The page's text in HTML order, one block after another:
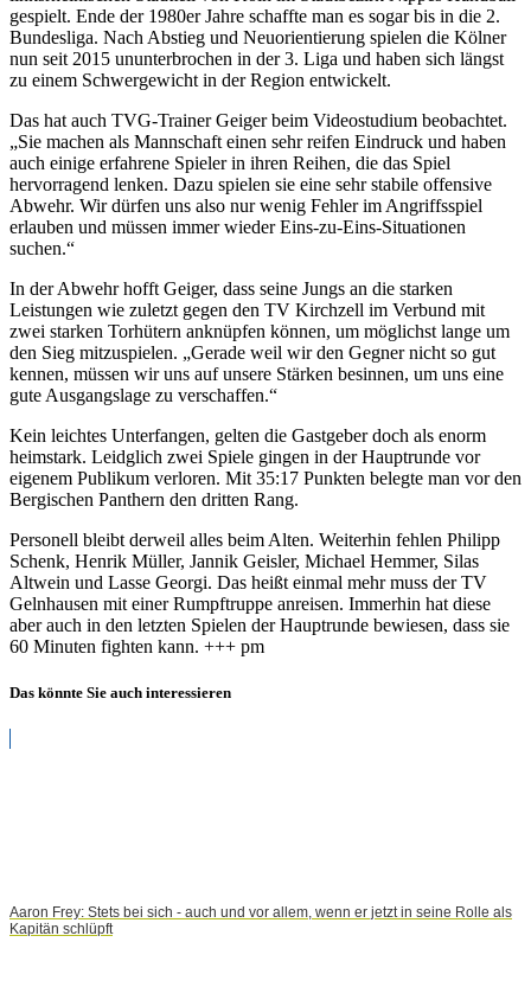
gespielt. Ende der 1980er Jahre schaffte man es sogar bis in die 2.
Bundesliga. Nach Abstieg und Neuorientierung spielen die Kölner
nun seit 2015 ununterbrochen in der 3. Liga und haben sich längst
zu einem Schwergewicht in der Region entwickelt.
Das hat auch TVG-Trainer Geiger beim Videostudium beobachtet.
„Sie machen als Mannschaft einen sehr reifen Eindruck und haben
auch einige erfahrene Spieler in ihren Reihen, die das Spiel
hervorragend lenken. Dazu spielen sie eine sehr stabile offensive
Abwehr. Wir dürfen uns also nur wenig Fehler im Angriffsspiel
erlauben und müssen immer wieder Eins-zu-Eins-Situationen
suchen.“
In der Abwehr hofft Geiger, dass seine Jungs an die starken
Leistungen wie zuletzt gegen den TV Kirchzell im Verbund mit
zwei starken Torhütern anknüpfen können, um möglichst lange um
den Sieg mitzuspielen. „Gerade weil wir den Gegner nicht so gut
kennen, müssen wir uns auf unsere Stärken besinnen, um uns eine
gute Ausgangslage zu verschaffen.“
Kein leichtes Unterfangen, gelten die Gastgeber doch als enorm
heimstark. Leidglich zwei Spiele gingen in der Hauptrunde vor
eigenem Publikum verloren. Mit 35:17 Punkten belegte man vor den
Bergischen Panthern den dritten Rang.
Personell bleibt derweil alles beim Alten. Weiterhin fehlen Philipp
Schenk, Henrik Müller, Jannik Geisler, Michael Hemmer, Silas
Altwein und Lasse Georgi. Das heißt einmal mehr muss der TV
Gelnhausen mit einer Rumpftruppe anreisen. Immerhin hat diese
aber auch in den letzten Spielen der Hauptrunde bewiesen, dass sie
60 Minuten fighten kann. +++ pm
Das könnte Sie auch interessieren
Aaron Frey: Stets bei sich - auch und vor allem, wenn er jetzt in seine Rolle als
Kapitän schlüpft